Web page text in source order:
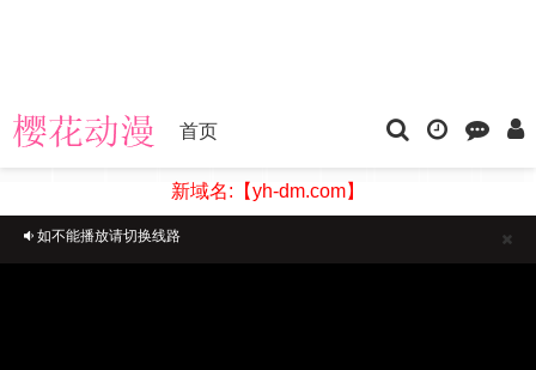
首页
新域名:【yh-dm.com】
如不能播放请切换线路
正在播放：长夜开拓者-第01集